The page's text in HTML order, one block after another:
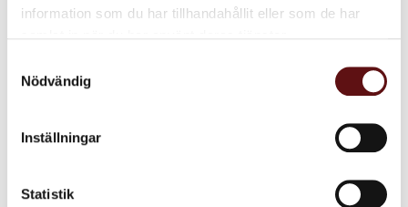
information som du har tillhandahållit eller som de har
Nödvändig
Inställningar
Statistik
Lägg till i favoriter
Plåtburk, 100 gr.
Lägg till i favoriter
FacebookTwitter